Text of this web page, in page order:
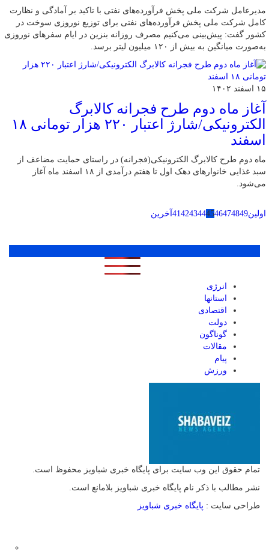
مدیرعامل شرکت ملی پخش فرآورده‌های نفتی با تاکید بر آمادگی و نظارت
کامل شرکت ملی پخش فرآورده‌های نفتی برای توزیع نوروزی سوخت در
کشور گفت: پیش‌بینی می‌کنیم مصرف روزانه بنزین در ایام سفرهای نوروزی
به‌صورت میانگین به بیش از ۱۲۰ میلیون لیتر برسد.
۱۵ اسفند ۱۴۰۲
آغاز ماه دوم طرح فجرانه کالابرگ
‌الکترونیکی/شارژ اعتبار ۲۲۰ هزار تومانی ۱۸
اسفند
ماه دوم طرح کالابرگ الکترونیکی(فجرانه) در راستای حمایت مضاعف از
سبد غذایی خانوارهای دهک‌ اول تا هفتم درآمدی از ۱۸ اسفند ماه آغاز
می‌شود.
اولین 414243444546474849 آخرین
انرژی
استانها
اقتصادی
دولت
گوناگون
مقالات
پیام
ورزش
تمام حقوق این وب سایت برای پایگاه خبری شباویز محفوظ است.
نشر مطالب با ذکر نام پایگاه خبری شباویز بلامانع است.
طراحی سایت : پایگاه خبری شباویز